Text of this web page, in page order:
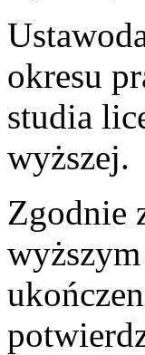
okresu
studia
wyższej.
Zgodnie